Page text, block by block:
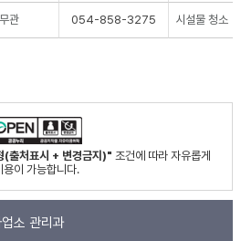
관 054-858-3275 시설물 청소
(출처표시 + 변경금지)" 조건에 따라 자유롭게
용이 가능합니다.
소 관리과